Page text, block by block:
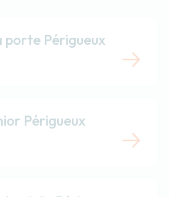
porte Périgueux
Périgueux